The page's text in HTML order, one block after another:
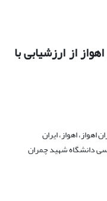
از ارزشیابی با
اهواز، ایران
دانشگاه شهید چمران